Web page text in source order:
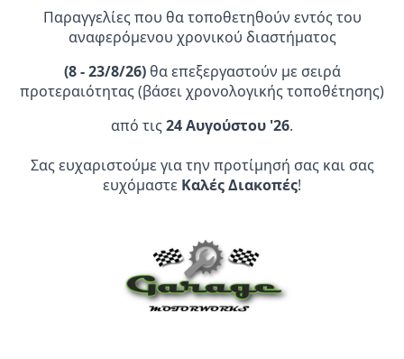
Επίσημος Αντιπρόσωπος:
Service Point:
CLEARANCE | ΑΝΑΚΑΛΥΨΤΕ
ΠΡΟΪΟΝΤΑ
Παραγγελίες που θα τοποθετηθούν εντός του
αναφερόμενου χρονικού διαστήματος
(8 - 23/8/26)θα επεξεργαστούν με σειρά
προτεραιότητας (βάσει χρονολογικής τοποθέτησης)
από τις24 Αυγούστου '26.
Σας ευχαριστούμε για την προτίμησή σας και σας
ευχόμαστε Καλές Διακοπές!